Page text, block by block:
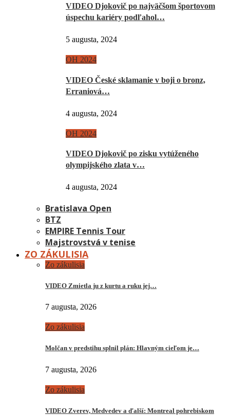
VIDEO Djokovič po najväčšom športovom
úspechu kariéry podľahol…
5 augusta, 2024
OH 2024
VIDEO České sklamanie v boji o bronz,
Erraniová…
4 augusta, 2024
OH 2024
VIDEO Djokovič po zisku vytúženého
olympijského zlata v…
4 augusta, 2024
Bratislava Open
BTZ
EMPIRE Tennis Tour
Majstrovstvá v tenise
ZO ZÁKULISIA
Zo zákulisia
VIDEO Zmietla ju z kurtu a ruku jej…
7 augusta, 2026
Zo zákulisia
Molčan v predstihu splnil plán: Hlavným cieľom je…
7 augusta, 2026
Zo zákulisia
VIDEO Zverev, Medvedev a ďalší: Montreal pohrebiskom